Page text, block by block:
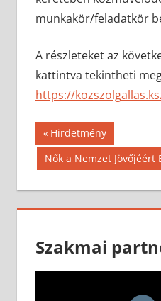
munkakör/feladatkör
A részleteket az
kattintva tekintheti
https://
Bejegyzés
navigáció
Previous
Post:
Hirdetmény
Next
Post:
Nők a Nemzet Jövőjéért
Szakmai